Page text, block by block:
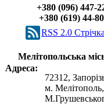
+380 (096) 447-
+380 (619) 44-
RSS 2.0
Мелітопольська
Адреса:
72312,
м.